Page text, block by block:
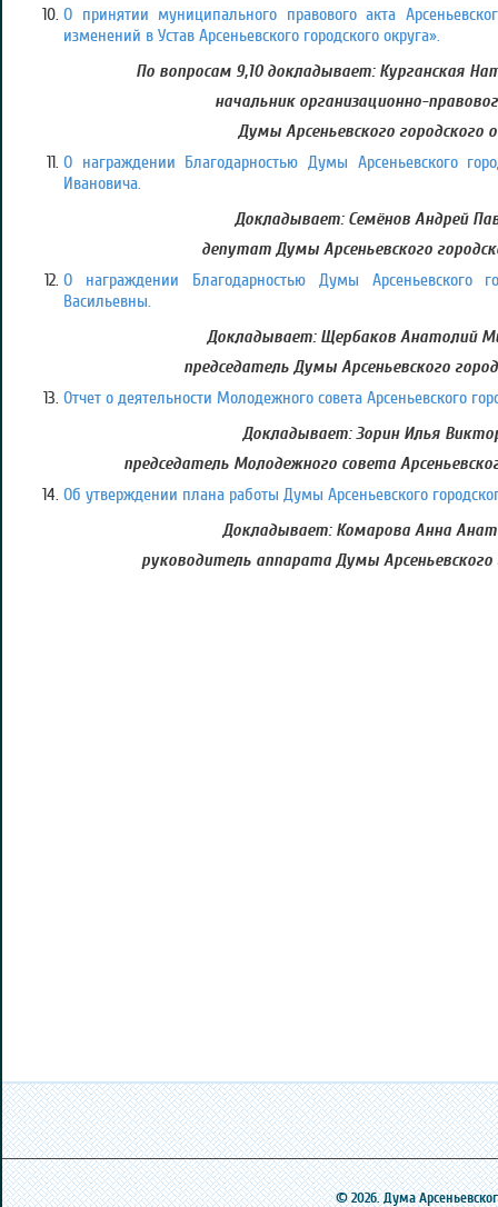
О принятии муниципального правового акта
изменений в Устав Арсеньевского городского округа».
По вопросам 9,10 докладывает: Курганская
начальник организационно-
Думы Арсеньевского городского
О награждении Благодарностью Думы Арсеньевского
Ивановича.
Докладывает: Семёнов Андрей
депутат Думы Арсеньевского
О награждении Благодарностью Думы Арсеньевского
Васильевны.
Докладывает: Щербаков Анатолий
председатель Думы Арсеньевского
Отчет о деятельности Молодежного совета Арсеньевского
Докладывает: Зорин Илья
председатель Молодежного совета
Об утверждении плана работы Думы Арсеньевского
Докладывает: Комарова Анна
руководитель аппарата Думы Арсеньевского
© 2026. Дума